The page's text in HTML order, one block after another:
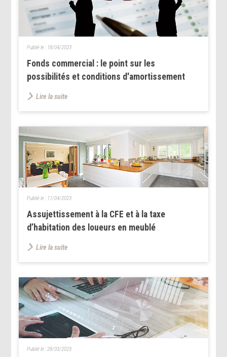
Fonds commercial : le point sur les
possibilités et conditions d'amortissement
Publié le : 18/04/2023
Lire la suite
Assujettissement à la CFE et à la taxe
d’habitation des loueurs en meublé
Publié le : 11/04/2023
Lire la suite
Publié le : 28/03/2023